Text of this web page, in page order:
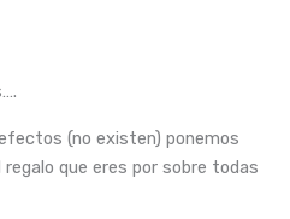
(no existen) ponemos
que eres por sobre todas